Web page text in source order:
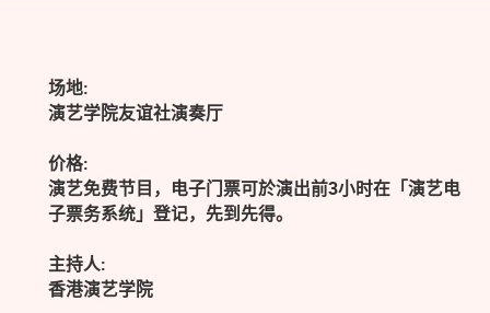
场地:
演艺学院友谊社演奏厅
价格:
演艺免费节目，电子门票可於演出前3小时在「演艺电
子票务系统」登记，先到先得。
主持人:
香港演艺学院